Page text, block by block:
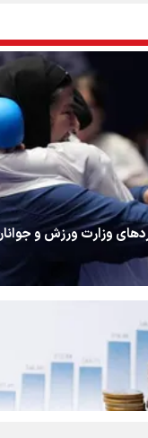
تدبیری برای حفظ امنیت
میراثی که جهان را
بزرگ؛ روایتِ یک
ملی و حق مردم برای شنیدن
ایران از کنار مردم
وزارت ورزش و